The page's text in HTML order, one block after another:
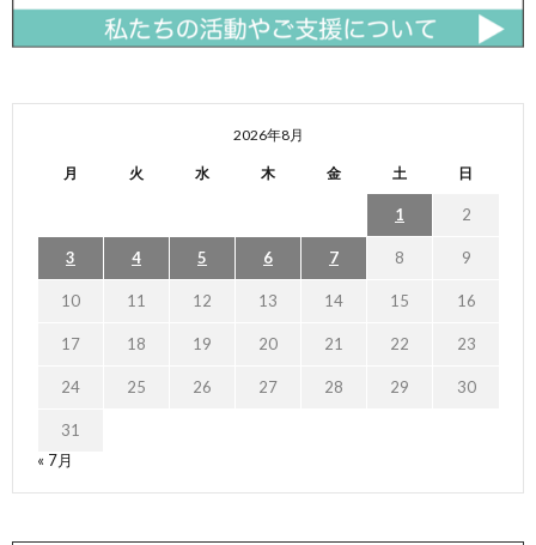
2026年8月
月 火 水 木 金 土 日
1 2
3 4 5 6 7 8 9
10 11 12 13 14 15 16
17 18 19 20 21 22 23
24 25 26 27 28 29 30
31
« 7月